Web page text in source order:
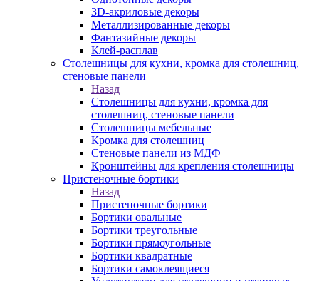
3D-акриловые декоры
Металлизированные декоры
Фантазийные декоры
Клей-расплав
Столешницы для кухни, кромка для столешниц,
стеновые панели
Назад
Столешницы для кухни, кромка для
столешниц, стеновые панели
Столешницы мебельные
Кромка для столешниц
Стеновые панели из МДФ
Кронштейны для крепления столешницы
Пристеночные бортики
Назад
Пристеночные бортики
Бортики овальные
Бортики треугольные
Бортики прямоугольные
Бортики квадратные
Бортики самоклеящиеся